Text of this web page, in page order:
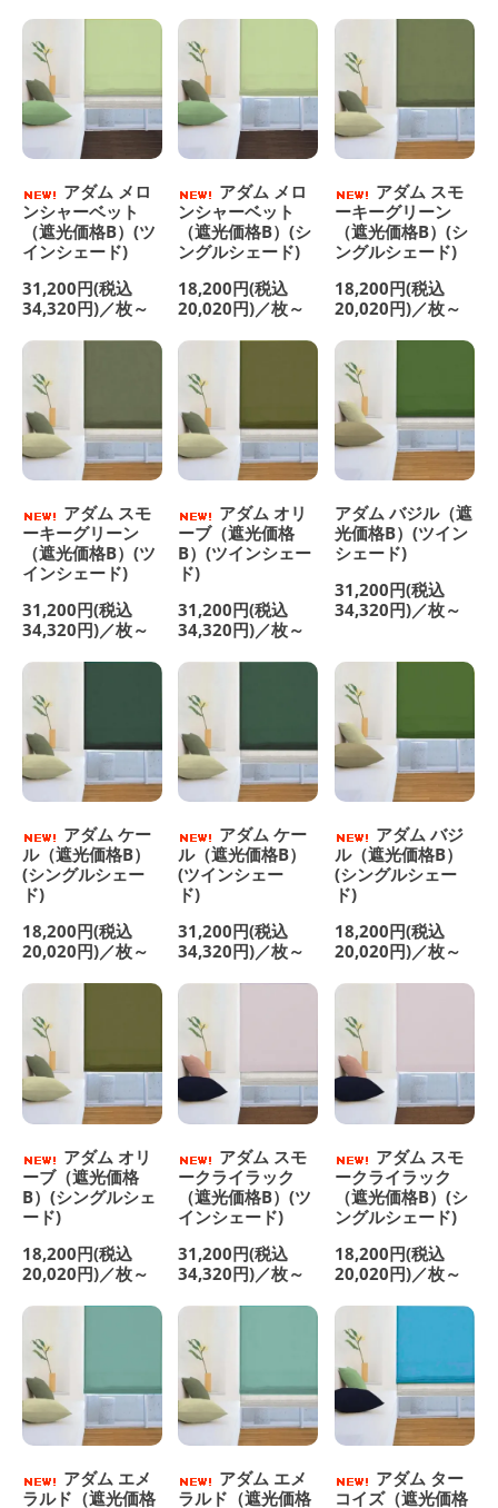
アダム メロ
ンシャーベット
（遮光価格B）(ツ
インシェード)
31,200円(税込
34,320円)／枚～
アダム メロ
ンシャーベット
（遮光価格B）(シ
ングルシェード)
18,200円(税込
20,020円)／枚～
アダム スモ
ーキーグリーン
（遮光価格B）(シ
ングルシェード)
18,200円(税込
20,020円)／枚～
アダム スモ
ーキーグリーン
（遮光価格B）(ツ
インシェード)
31,200円(税込
34,320円)／枚～
アダム オリ
ーブ（遮光価格
B）(ツインシェー
ド)
31,200円(税込
34,320円)／枚～
アダム バジル（遮
光価格B）(ツイン
シェード)
31,200円(税込
34,320円)／枚～
アダム ケー
ル（遮光価格B）
(シングルシェー
ド)
18,200円(税込
20,020円)／枚～
アダム ケー
ル（遮光価格B）
(ツインシェー
ド)
31,200円(税込
34,320円)／枚～
アダム バジ
ル（遮光価格B）
(シングルシェー
ド)
18,200円(税込
20,020円)／枚～
アダム オリ
ーブ（遮光価格
B）(シングルシェ
ード)
18,200円(税込
20,020円)／枚～
アダム スモ
ークライラック
（遮光価格B）(ツ
インシェード)
31,200円(税込
34,320円)／枚～
アダム スモ
ークライラック
（遮光価格B）(シ
ングルシェード)
18,200円(税込
20,020円)／枚～
アダム エメ
ラルド（遮光価格
アダム エメ
ラルド（遮光価格
アダム ター
コイズ（遮光価格